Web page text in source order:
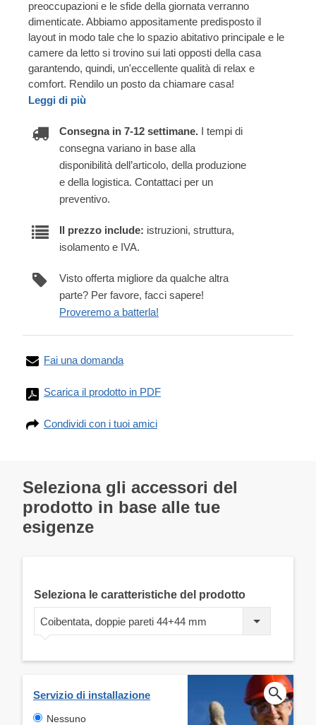
preoccupazioni e le sfide della giornata verranno
dimenticate. Abbiamo appositamente predisposto il
layout in modo tale che lo spazio abitativo principale e le
camere da letto si trovino sui lati opposti della casa
garantendo, quindi, un'eccellente qualità di relax e
comfort. Rendilo un posto da chiamare casa!
Leggi di più
Consegna in 7-12 settimane. I tempi di
consegna variano in base alla
disponibilità dell’articolo, della produzione
e della logistica. Contattaci per un
preventivo.
Il prezzo include: istruzioni, struttura,
isolamento e IVA.
Visto offerta migliore da qualche altra
parte? Per favore, facci sapere!
Proveremo a batterla!
Fai una domanda
Scarica il prodotto in PDF
Condividi con i tuoi amici
Seleziona gli accessori del
prodotto in base alle tue
esigenze
Seleziona le caratteristiche del prodotto
Coibentata, doppie pareti 44+44 mm
Servizio di installazione
Nessuno